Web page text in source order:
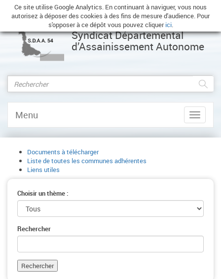
Ce site utilise Google Analytics. En continuant à naviguer, vous nous
autorisez à déposer des cookies à des fins de mesure d'audience. Pour
s'opposer à ce dépôt vous pouvez cliquerici.
Syndicat Départemental
d’Assainissement Autonome
Afficher/
le
Menu
Documents à télécharger
Liste de toutes les communes adhérentes
Liens utiles
Choisir un thème :
Rechercher